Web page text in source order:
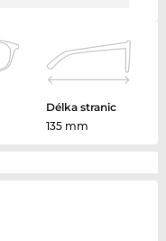
Délka stranic
135 mm